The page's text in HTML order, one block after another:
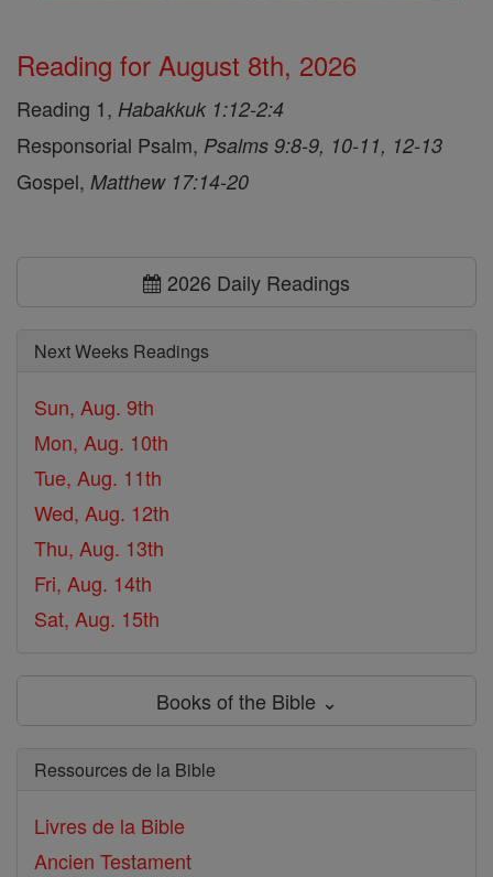
Reading for August 8th, 2026
Reading 1, Habakkuk 1:12-2:4
Responsorial Psalm, Psalms 9:8-9, 10-11, 12-13
Gospel, Matthew 17:14-20
2026 Daily Readings
Next Weeks Readings
Sun, Aug. 9th
Mon, Aug. 10th
Tue, Aug. 11th
Wed, Aug. 12th
Thu, Aug. 13th
Fri, Aug. 14th
Sat, Aug. 15th
Books of the Bible ⌄
Ressources de la Bible
Livres de la Bible
Ancien Testament